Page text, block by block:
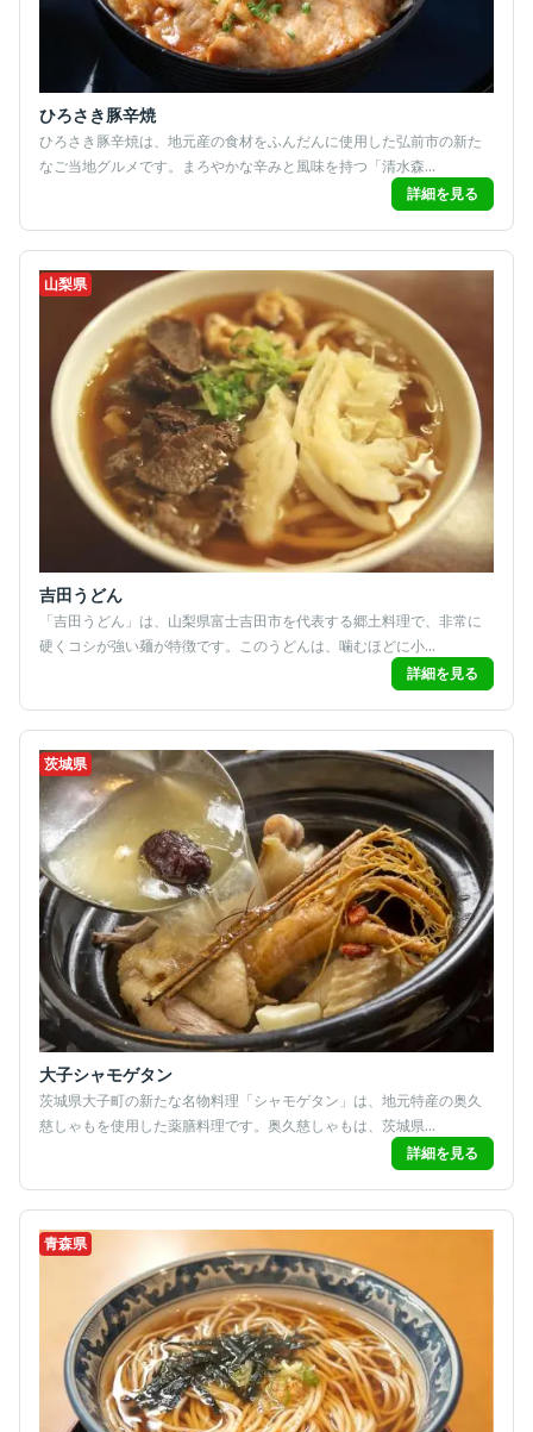
ひろさき豚辛焼
ひろさき豚辛焼は、地元産の食材をふんだんに使用した弘前市の新た
なご当地グルメです。まろやかな辛みと風味を持つ「清水森...
詳細を見る
山梨県
吉田うどん
「吉田うどん」は、山梨県富士吉田市を代表する郷土料理で、非常に
硬くコシが強い麺が特徴です。このうどんは、噛むほどに小...
詳細を見る
茨城県
大子シャモゲタン
茨城県大子町の新たな名物料理「シャモゲタン」は、地元特産の奥久
慈しゃもを使用した薬膳料理です。奥久慈しゃもは、茨城県...
詳細を見る
青森県